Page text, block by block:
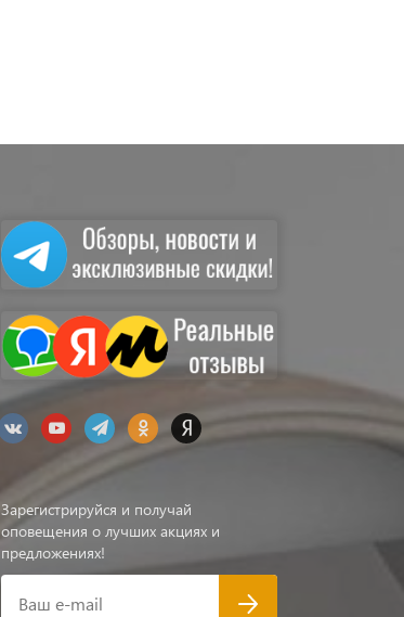
Зарегистрируйся и получай
оповещения о лучших акциях и
предложениях!
Ваш e-mail